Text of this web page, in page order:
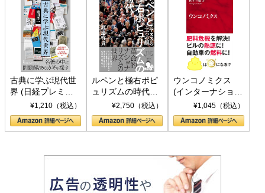
古典に学ぶ現代世
界 (日経プレミア
シリーズ)¥1,210（税込）
ルペンと極右ポピ
ュリズムの時代：
〈ヤヌス〉の二つ
の顔
¥2,750（税込）
ウンコノミクス
(インターナショナ
ル新書)¥1,045（税込）